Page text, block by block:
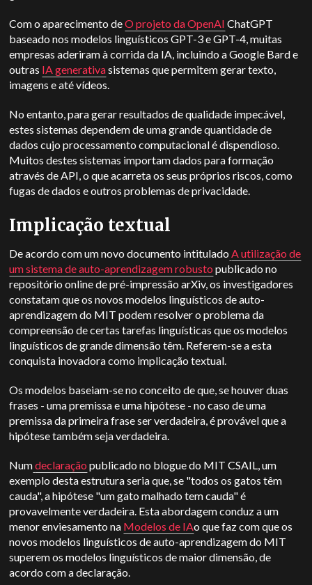
Com o aparecimento deO projeto da OpenAI ChatGPT
baseado nos modelos linguísticos GPT-3 e GPT-4, muitas
empresas aderiram à corrida da IA, incluindo a Google Bard e
outras IA generativasistemas que permitem gerar texto,
imagens e até vídeos.
No entanto, para gerar resultados de qualidade impecável,
estes sistemas dependem de uma grande quantidade de
dados cujo processamento computacional é dispendioso.
Muitos destes sistemas importam dados para formação
através de API, o que acarreta os seus próprios riscos, como
fugas de dados e outros problemas de privacidade.
Implicação textual
De acordo com um novo documento intitulado A utilização de
um sistema de auto-aprendizagem robusto publicado no
repositório online de pré-impressão arXiv, os investigadores
constatam que os novos modelos linguísticos de auto-
aprendizagem do MIT podem resolver o problema da
compreensão de certas tarefas linguísticas que os modelos
linguísticos de grande dimensão têm. Referem-se a esta
conquista inovadora como implicação textual.
Os modelos baseiam-se no conceito de que, se houver duas
frases - uma premissa e uma hipótese - no caso de uma
premissa da primeira frase ser verdadeira, é provável que a
hipótese também seja verdadeira.
Numdeclaração publicado no blogue do MIT CSAIL, um
exemplo desta estrutura seria que, se "todos os gatos têm
cauda", a hipótese "um gato malhado tem cauda" é
provavelmente verdadeira. Esta abordagem conduz a um
menor enviesamento na Modelos de IAo que faz com que os
novos modelos linguísticos de auto-aprendizagem do MIT
superem os modelos linguísticos de maior dimensão, de
acordo com a declaração.